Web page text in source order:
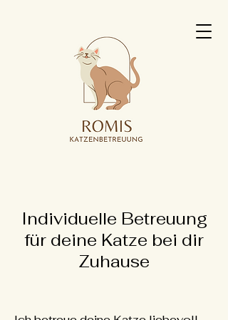
Individuelle Betreuung
für deine Katze bei dir
Zuhause